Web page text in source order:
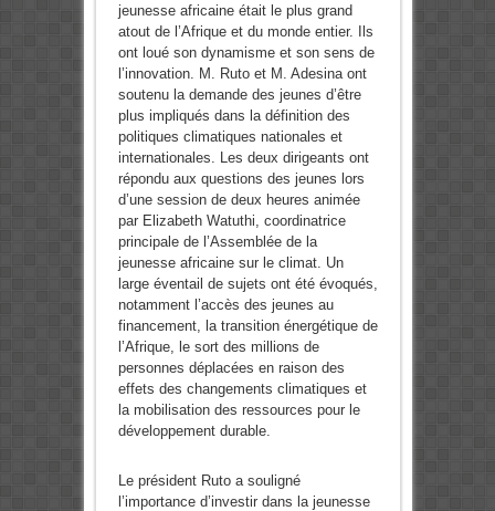
jeunesse africaine était le plus grand
atout de l’Afrique et du monde entier. Ils
ont loué son dynamisme et son sens de
l’innovation. M. Ruto et M. Adesina ont
soutenu la demande des jeunes d’être
plus impliqués dans la définition des
politiques climatiques nationales et
internationales. Les deux dirigeants ont
répondu aux questions des jeunes lors
d’une session de deux heures animée
par Elizabeth Watuthi, coordinatrice
principale de l’Assemblée de la
jeunesse africaine sur le climat. Un
large éventail de sujets ont été évoqués,
notamment l’accès des jeunes au
financement, la transition énergétique de
l’Afrique, le sort des millions de
personnes déplacées en raison des
effets des changements climatiques et
la mobilisation des ressources pour le
développement durable.
Le président Ruto a souligné
l’importance d’investir dans la jeunesse